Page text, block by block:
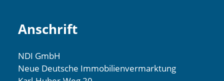
Anschrift
NDI GmbH
Neue Deutsche Immobilienvermarktung